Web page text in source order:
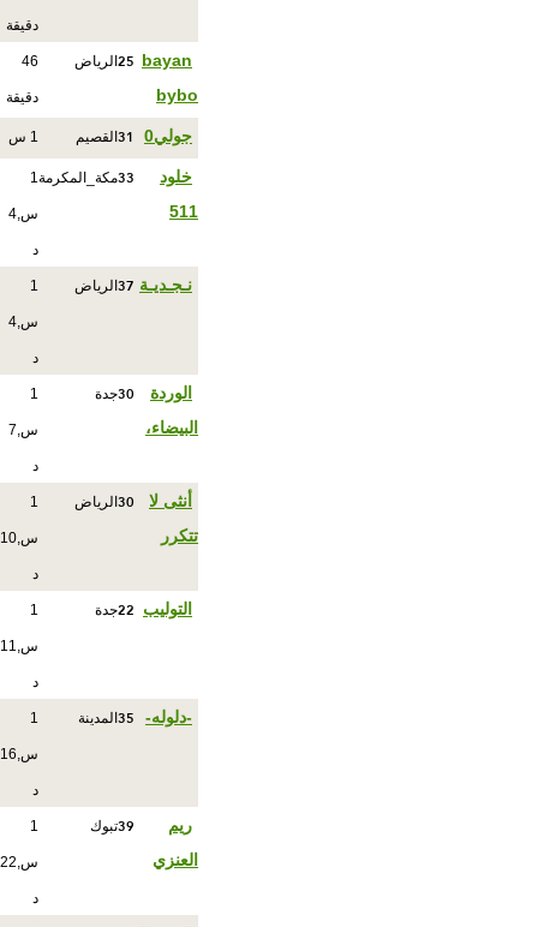
دقيقة
bayan
bybo
25 الرياض 46
دقيقة
جولي0 31 القصيم 1 س
خلود
511
33مكة_المكرمة1
س,4
د
نـجـديـة 37 الرياض 1
س,4
د
الوردة
البيضاء،
30جدة 1
س,7
د
أنثى لا
تتكرر
30 الرياض 1
س,10
د
التوليب 22جدة 1
س,11
د
-دلوله- 35 المدينة 1
س,16
د
ريم
العنزي
39تبوك 1
س,22
د